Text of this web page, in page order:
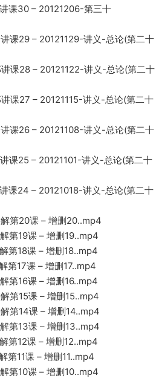
课30 – 20121206-第三十
课29 – 20121129-讲义-总论(第二十
课28 – 20121122-讲义-总论(第二十
课27 – 20121115-讲义-总论(第二十
课26 – 20121108-讲义-总论(第二十
课25 – 20121101-讲义-总论(第二十
课24 – 20121018-讲义-总论(第二十
第20课 – 增删20..mp4
第19课 – 增删19..mp4
第18课 – 增删18..mp4
第17课 – 增删17..mp4
第16课 – 增删16..mp4
第15课 – 增删15..mp4
第14课 – 增删14..mp4
第13课 – 增删13..mp4
第12课 – 增删12..mp4
第11课 – 增删11..mp4
第10课 – 增删10..mp4